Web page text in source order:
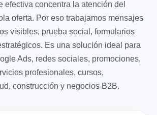
efectiva concentra la atención del
oferta. Por eso trabajamos mensajes
visibles, prueba social, formularios
Es una solución ideal para
Ads, redes sociales, promociones,
profesionales, cursos,
construcción y negocios B2B.